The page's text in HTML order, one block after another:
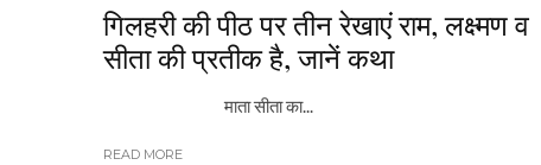
गिलहरी की पीठ पर तीन रेखाएं राम, लक्ष्मण व
सीता की प्रतीक है, जानें कथा
माता सीता का...
READ MORE